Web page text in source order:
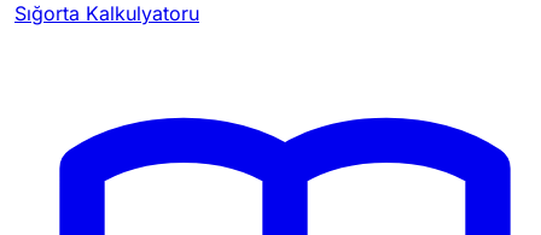
Sığorta Kalkulyatoru